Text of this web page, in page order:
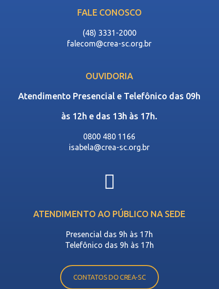
FALE CONOSCO
(48) 3331-2000
falecom@crea-sc.org.br
OUVIDORIA
Atendimento Presencial e Telefônico das 09h
às 12h e das 13h às 17h.
0800 480 1166
isabela@crea-sc.org.br
ATENDIMENTO AO PÚBLICO NA SEDE
Presencial das 9h às 17h
Telefônico das 9h às 17h
CONTATOS DO CREA-SC